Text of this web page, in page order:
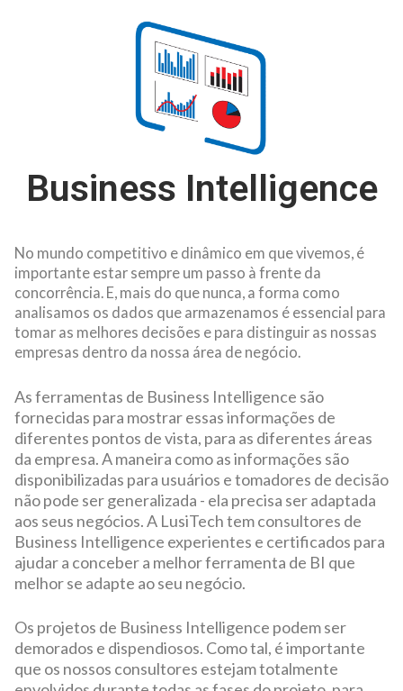
Business Intelligence
No mundo competitivo e dinâmico em que vivemos, é
importante estar sempre um passo à frente da
concorrência. E, mais do que nunca, a forma como
analisamos os dados que armazenamos é essencial para
tomar as melhores decisões e para distinguir as nossas
empresas dentro da nossa área de negócio.
As ferramentas de Business Intelligence são
fornecidas para mostrar essas informações de
diferentes pontos de vista, para as diferentes áreas
da empresa. A maneira como as informações são
disponibilizadas para usuários e tomadores de decisão
não pode ser generalizada - ela precisa ser adaptada
aos seus negócios.A LusiTech tem consultores de
Business Intelligence experientes e certificados para
ajudar a conceber a melhor ferramenta de BI que
melhor se adapte ao seu negócio.
Os projetos de Business Intelligence podem ser
demorados e dispendiosos. Como tal, é importante
que os nossos consultores estejam totalmente